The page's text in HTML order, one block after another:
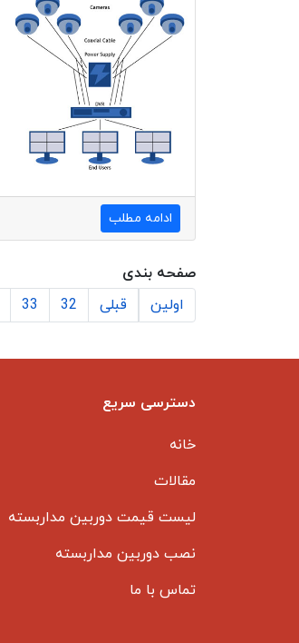
ادامه مطلب
صفحه بندی
اولین
قبلی 32
33
دسترسی سریع
خانه
مقالات
لیست قیمت دوربین مداربسته
نصب دوربین مداربسته
تماس با ما